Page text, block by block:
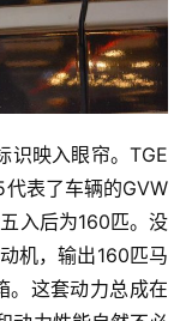
识映入眼帘。TGE
表了车辆的GVW
入后为160匹。没
机，输出160匹马
。这套动力总成在